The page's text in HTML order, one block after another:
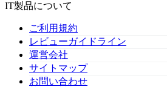
IT製品について
ご利用規約
レビューガイドライン
運営会社
サイトマップ
お問い合わせ